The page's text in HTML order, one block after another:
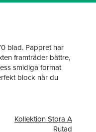
blad. Pappret har
framträder bättre,
smidiga format
block när du
Kollektion Stora A
Rutad